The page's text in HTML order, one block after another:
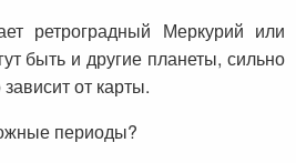
ретроградный Меркурий или
быть и другие планеты, сильно
от карты.
периоды?